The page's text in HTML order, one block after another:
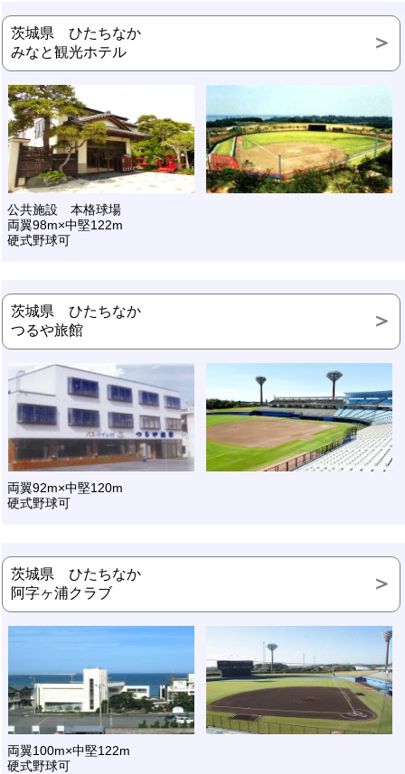
茨城県 ひたちなか
みなと観光ホテル
公共施設 本格球場
両翼98m×中堅122m
硬式野球可
茨城県 ひたちなか
つるや旅館
両翼92m×中堅120m
硬式野球可
茨城県 ひたちなか
阿字ヶ浦クラブ
両翼100m×中堅122m
硬式野球可